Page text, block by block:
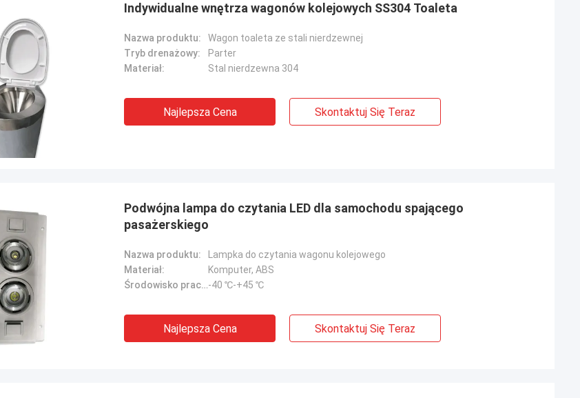
Indywidualne wnętrza wagonów kolejowych SS304 Toaleta
Nazwa produktu:
Wagon toaleta ze stali nierdzewnej
Tryb drenażowy:
Parter
Materiał:
Stal nierdzewna 304
Najlepsza Cena Skontaktuj Się Teraz
Podwójna lampa do czytania LED dla samochodu spającego
pasażerskiego
Nazwa produktu:
Lampka do czytania wagonu kolejowego
Materiał:
Komputer, ABS
Środowisko pracy:-40 ℃-+45 ℃
Najlepsza Cena Skontaktuj Się Teraz